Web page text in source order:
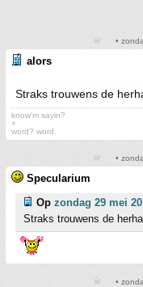
•
alors
Straks trouwens de
know'm sayin?
×
word? word.
•
Specularium
Op zondag 29 mei
Straks trouwens de
•